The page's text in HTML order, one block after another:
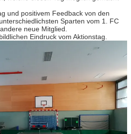
und positivem Feedback von den
Sparten vom 1. FC
neue Mitglied.
Eindruck vom Aktionstag.